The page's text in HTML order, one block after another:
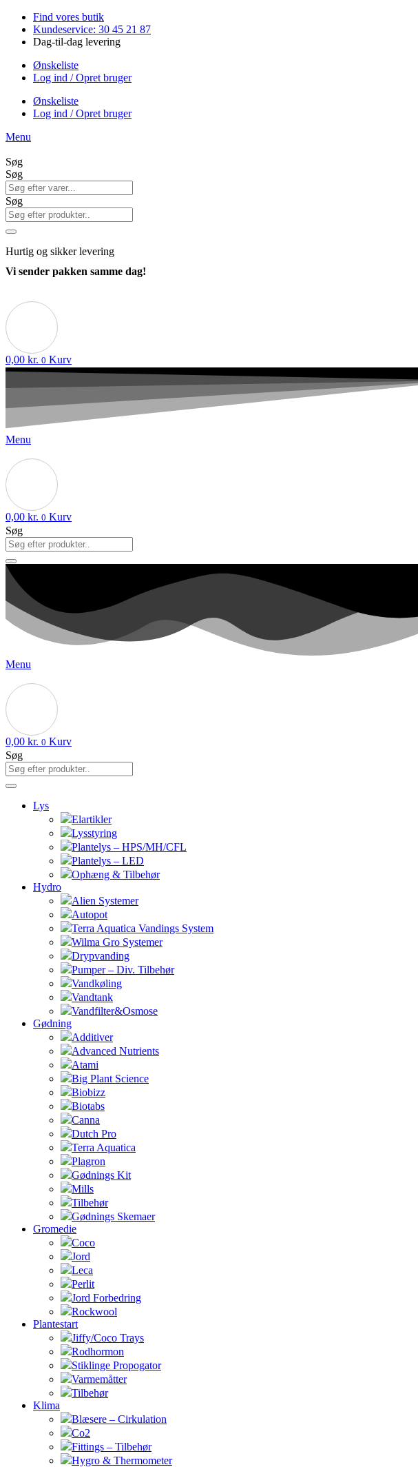
Videre
indhold
Find vores butik
Kundeservice: 30 45 21 87
Dag-til-dag levering
Ønskeliste
Log ind / Opret bruger
Ønskeliste
Log ind / Opret bruger
Menu
Søg
Søg
Søg
Hurtig og sikker levering
Vi sender pakken samme dag!
0,00 kr. 0 Kurv
Menu
0,00 kr. 0 Kurv
Søg
Menu
0,00 kr. 0 Kurv
Søg
Lys
Elartikler
Lysstyring
Plantelys – HPS/MH/CFL
Plantelys – LED
Ophæng & Tilbehør
Hydro
Alien Systemer
Autopot
Terra Aquatica Vandings System
Wilma Gro Systemer
Drypvanding
Pumper – Div. Tilbehør
Vandkøling
Vandtank
Vandfilter&Osmose
Gødning
Additiver
Advanced Nutrients
Atami
Big Plant Science
Biobizz
Biotabs
Canna
Dutch Pro
Terra Aquatica
Plagron
Gødnings Kit
Mills
Tilbehør
Gødnings Skemaer
Gromedie
Coco
Jord
Leca
Perlit
Jord Forbedring
Rockwool
Plantestart
Jiffy/Coco Trays
Rodhormon
Stiklinge Propogator
Varmemåtter
Tilbehør
Klima
Blæsere – Cirkulation
Co2
Fittings – Tilbehør
Hygro & Thermometer